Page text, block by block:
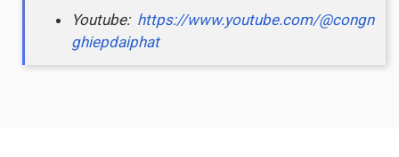
Youtube: https://www.youtube.com/@congn
ghiepdaiphat